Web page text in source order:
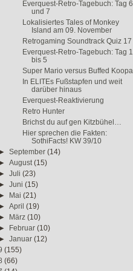
Everquest-Retro-Tagebuch: Tag 6
und 7
Lokalisiertes Tales of Monkey
Island am 09. November
Retrogaming Soundtrack Quiz 17
Everquest-Retro-Tagebuch: Tag 1
bis 5
Super Mario versus Buffed Koopa
In ELITEs Fußstapfen und weit
darüber hinaus
Everquest-Reaktivierung
Retro Hunter
Brichst du auf gen Kitzbühel…
Hier sprechen die Fakten:
SothiFacts! KW 39/10
► September(14)
► August(15)
►
Juli(23)
►
Juni(15)
► Mai(21)
► April(19)
► März(10)
► Februar(10)
►
Januar(12)
(155)
(66)